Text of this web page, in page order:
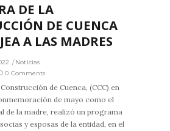
DE LA
DE CUENCA
A LAS MADRES
Noticias
0 Comments
de Cuenca, (CCC) en
de mayo como el
de la madre, realizó un programa
y esposas de la entidad, en el